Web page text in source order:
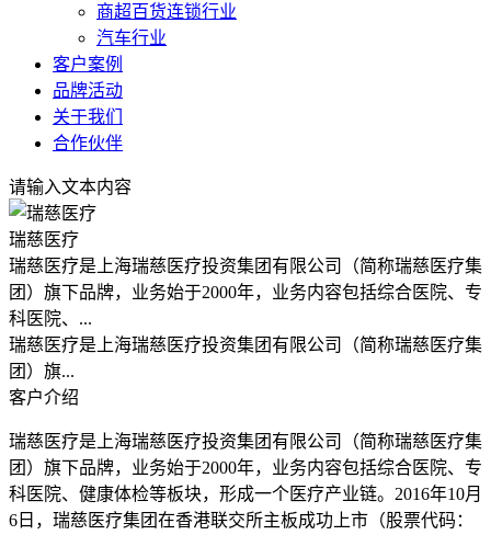
商超百货连锁行业
汽车行业
客户案例
品牌活动
关于我们
合作伙伴
请输入文本内容
瑞慈医疗
瑞慈医疗是上海瑞慈医疗投资集团有限公司（简称瑞慈医疗集
团）旗下品牌，业务始于2000年，业务内容包括综合医院、专
科医院、...
瑞慈医疗是上海瑞慈医疗投资集团有限公司（简称瑞慈医疗集
团）旗...
客户介绍
瑞慈医疗是上海瑞慈医疗投资集团有限公司（简称瑞慈医疗集
团）旗下品牌，业务始于2000年，业务内容包括综合医院、专
科医院、健康体检等板块，形成一个医疗产业链。2016年10月
6日，瑞慈医疗集团在香港联交所主板成功上市（股票代码：